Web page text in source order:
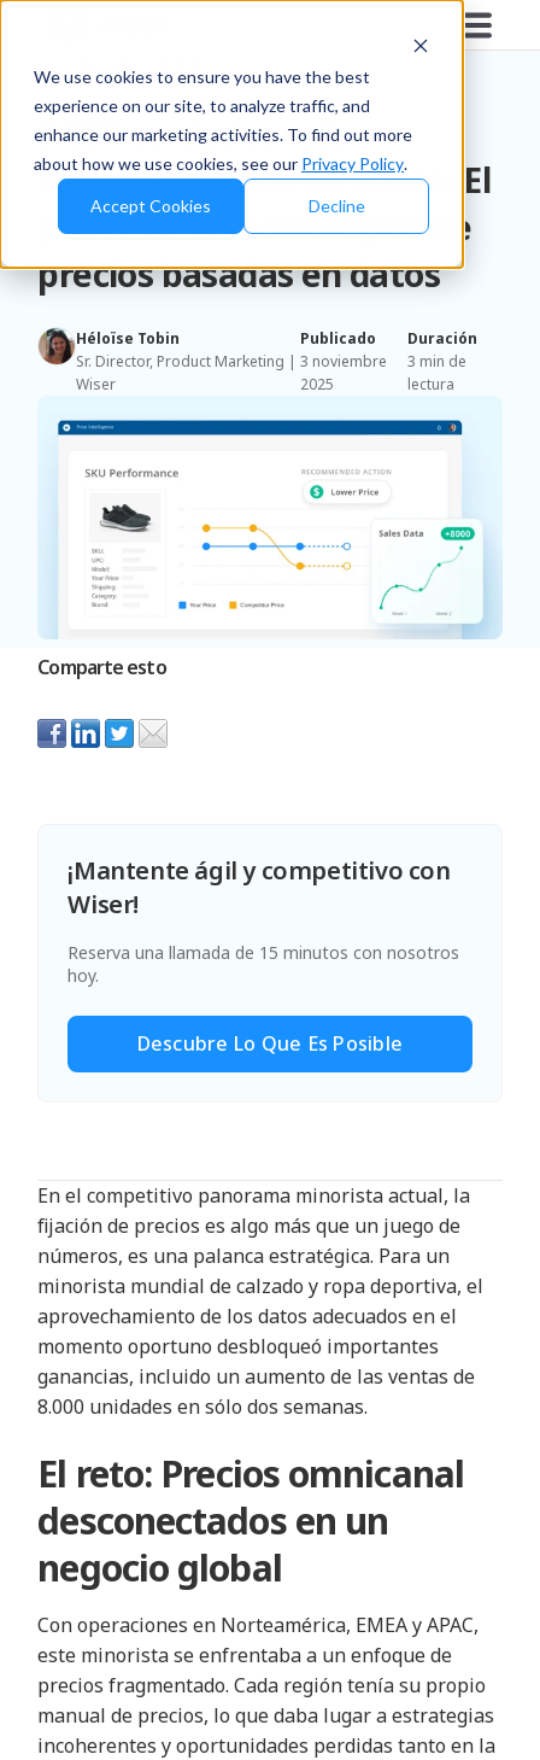
We use cookies to ensure you have the best
experience on our site, to analyze traffic, and
enhance our marketing activities. To find out more
about how we use cookies, see our Privacy Policy.
Accept Cookies Decline
8.000 unidades más
vendidas en dos semanas: El
poder de las estrategias de
precios basadas en datos
Héloïse Tobin
Sr. Director, Product Marketing |
Wiser
Publicado
3 noviembre
2025
Duración
3 min de
lectura
Comparte esto
¡Mantente ágil y competitivo con
Wiser!
Reserva una llamada de 15 minutos con nosotros
hoy.
Descubre Lo Que Es Posible
En el competitivo panorama minorista actual, la
fijación de precios es algo más que un juego de
números, es una palanca estratégica. Para un
minorista mundial de calzado y ropa deportiva, el
aprovechamiento de los datos adecuados en el
momento oportuno desbloqueó importantes
ganancias, incluido un aumento de las ventas de
8.000 unidades en sólo dos semanas.
El reto: Precios omnicanal
desconectados en un
negocio global
Con operaciones en Norteamérica, EMEA y APAC,
este minorista se enfrentaba a un enfoque de
precios fragmentado. Cada región tenía su propio
manual de precios, lo que daba lugar a estrategias
incoherentes y oportunidades perdidas tanto en la